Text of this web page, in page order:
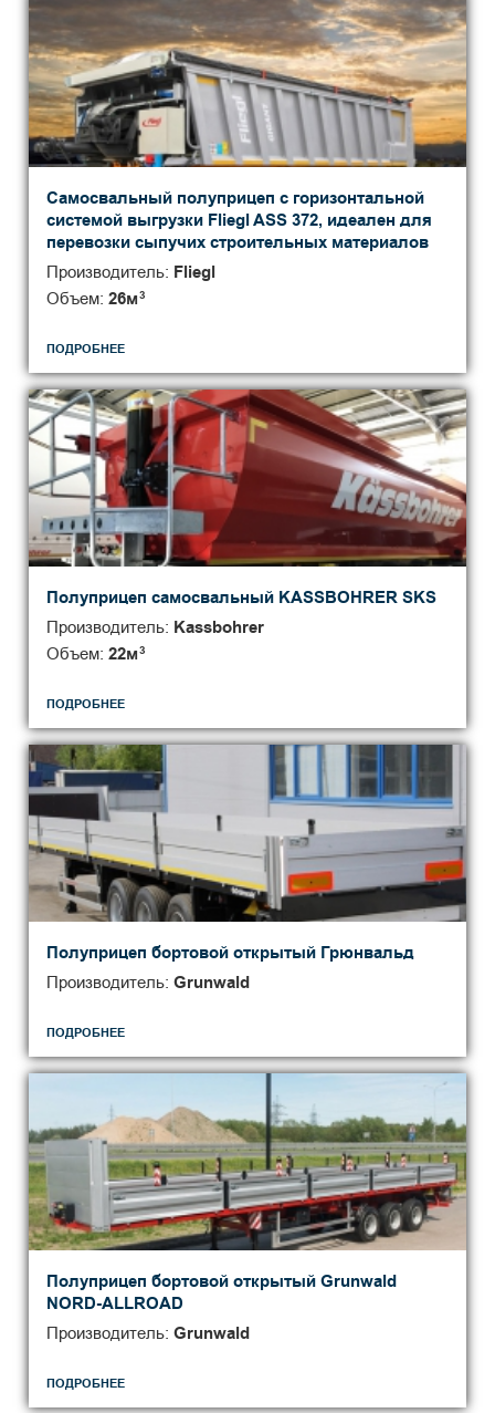
Самосвальный полуприцеп с горизонтальной
системой выгрузки Fliegl ASS 372, идеален для
перевозки сыпучих строительных материалов
Производитель: Fliegl
Объем: 26м3
ПОДРОБНЕЕ
Полуприцеп самосвальный KASSBOHRER SKS
Производитель: Kassbohrer
Объем: 22м3
ПОДРОБНЕЕ
Полуприцеп бортовой открытый Грюнвальд
Производитель: Grunwald
ПОДРОБНЕЕ
Полуприцеп бортовой открытый Grunwald
NORD-ALLROAD
Производитель: Grunwald
ПОДРОБНЕЕ